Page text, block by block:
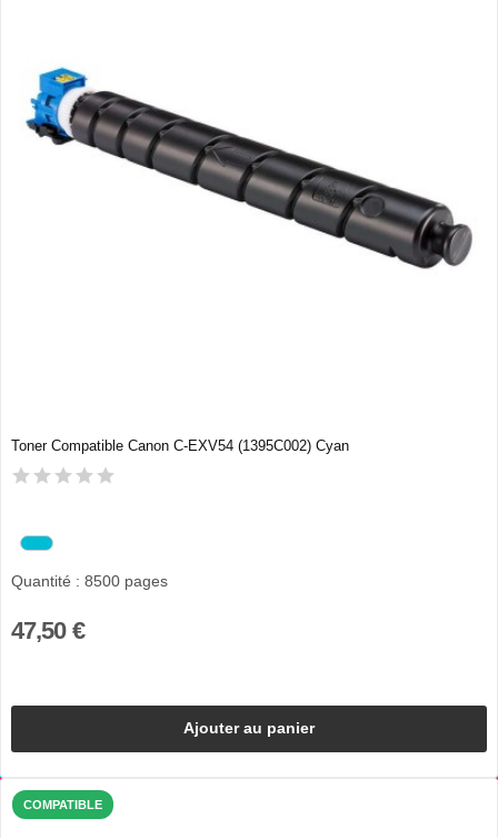
Toner Compatible Canon C-EXV54 (1395C002) Cyan
Quantité : 8500 pages
47,50 €
Ajouter au panier
COMPATIBLE